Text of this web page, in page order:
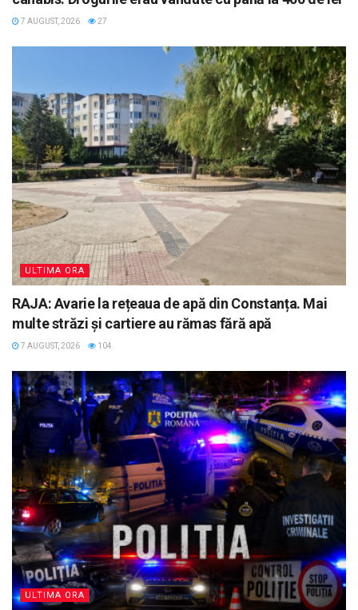
7 AUGUST, 2026 27
ULTIMA ORA
RAJA: Avarie la rețeaua de apă din Constanța. Mai
multe străzi și cartiere au rămas fără apă
7 AUGUST, 2026 104
ULTIMA ORA